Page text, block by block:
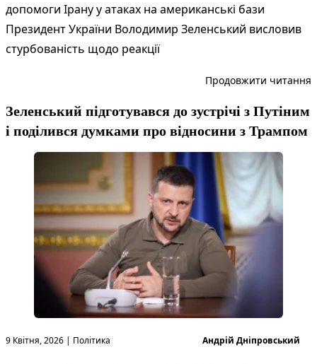
допомоги Ірану у атаках на американські бази
Президент України Володимир Зеленський висловив
стурбованість щодо реакції
Продовжити читання
Зеленський підготувався до зустрічі з Путіним
і поділився думками про відносини з Трампом
9 Квітня, 2026 | Політика
Опубліковано
Андрій Дніпровський